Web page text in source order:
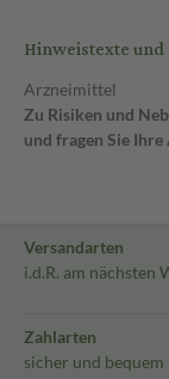
Hinweistexte
Arzneimittel
Zu Risiken und
und fragen Sie
Versandarten
i.d.R. am nächsten
Zahlarten
sicher und bequem